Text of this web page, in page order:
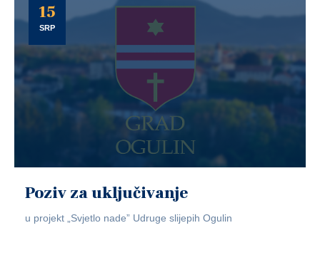
15
SRP
Poziv za uključivanje
u projekt „Svjetlo nade” Udruge slijepih Ogulin